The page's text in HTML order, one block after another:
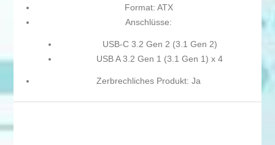
Format: ATX
Anschlüsse:
USB-C 3.2 Gen 2 (3.1 Gen 2)
USB A 3.2 Gen 1 (3.1 Gen 1) x 4
Zerbrechliches Produkt: Ja